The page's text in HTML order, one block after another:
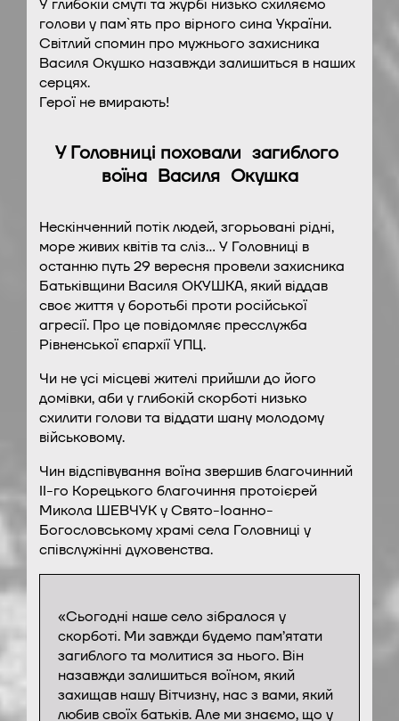
У глибокій смуті та журбі низько схиляємо
голови у пам`ять про вірного сина України.
Світлий спомин про мужнього захисника
Василя Окушко назавжди залишиться в наших
серцях.
Герої не вмирають!
У Головниці поховали загиблого
воїна Василя Окушка
Нескінченний потік людей, згорьовані рідні,
море живих квітів та сліз… У Головниці в
останню путь 29 вересня провели захисника
Батьківщини Василя ОКУШКА, який віддав
своє життя у боротьбі проти російської
агресії. Про це повідомляє пресслужба
Рівненської єпархії УПЦ.
Чи не усі місцеві жителі прийшли до його
домівки, аби у глибокій скорботі низько
схилити голови та віддати шану молодому
військовому.
Чин відспівування воїна звершив благочинний
ІІ-го Корецького благочиння протоієрей
Микола ШЕВЧУК у Свято-Іоанно-
Богословському храмі села Головниці у
співслужінні духовенства.
«Сьогодні наше село зібралося у
скорботі. Ми завжди будемо пам’ятати
загиблого та молитися за нього. Він
назавжди залишиться воїном, який
захищав нашу Вітчизну, нас з вами, який
любив своїх батьків. Але ми знаємо, що у